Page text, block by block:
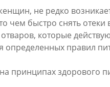
не редко
чем быстро снять отеки
которые
определенных правил
принципах здорового